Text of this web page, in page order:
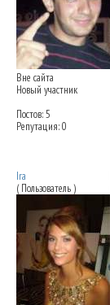
Вне сайта
Новый участник
Постов: 5
Репутация: 0
Ira
( Пользователь )